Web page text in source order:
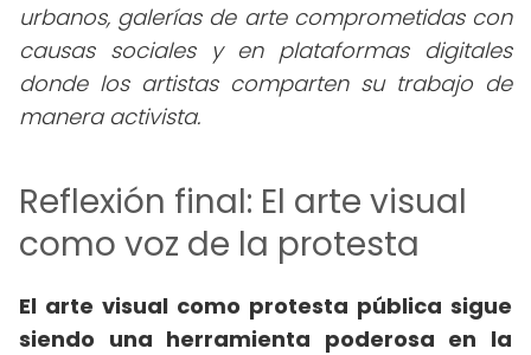
urbanos, galerías de arte comprometidas con
causas sociales y en plataformas digitales
donde los artistas comparten su trabajo de
manera activista.
Reflexión final: El arte visual
como voz de la protesta
El arte visual como protesta pública sigue
siendo una herramienta poderosa en la